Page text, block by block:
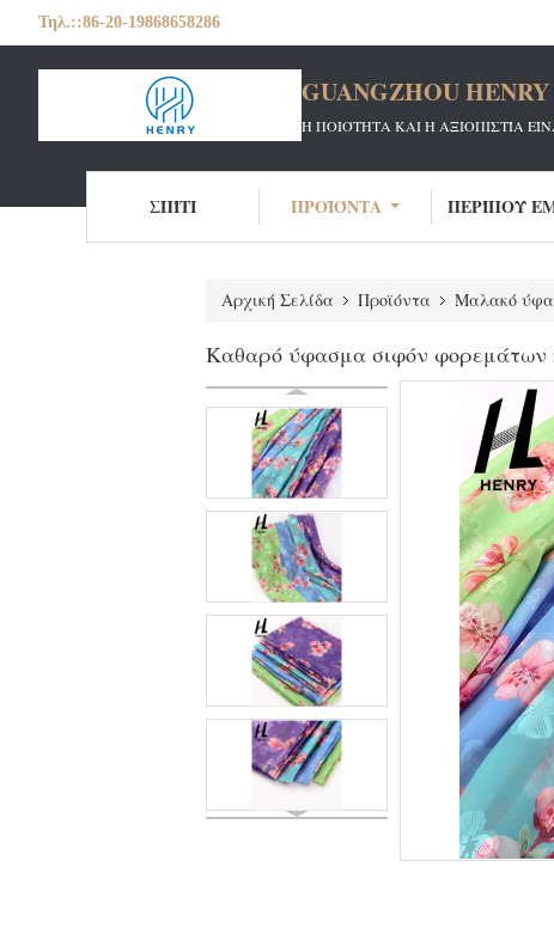
Τηλ.::86-20-19868658286
GUANGZHOU
Η ΠΟΙΌΤΗΤΑ ΚΑΙ Η ΑΞΙΟΠΙΣΤΊΑ
ΣΠΊΤΙ ΠΡΟΪΌΝΤΑ ΠΕΡΊΠΟΥ
Αρχική Σελίδα Προϊόντα Μαλακό
Καθαρό ύφασμα σιφόν φορεμάτων